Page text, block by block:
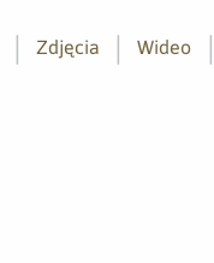
Zdjęcia Wideo